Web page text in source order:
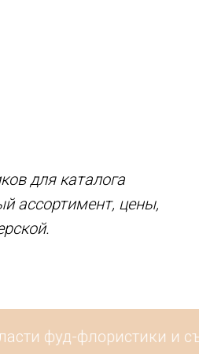
для каталога
ассортимент, цены,
фуд-флористики и